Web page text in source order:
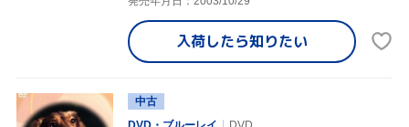
入荷したら知りたい
中古